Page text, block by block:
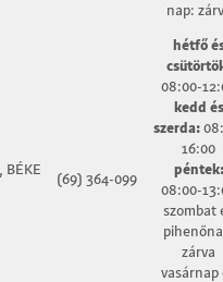
nap:
BÉKE
(69) 364-099
hétfő
08:00-
kedd és
szerda:
16:00
péntek:
08:00-
szombat
zárva
vasárnap